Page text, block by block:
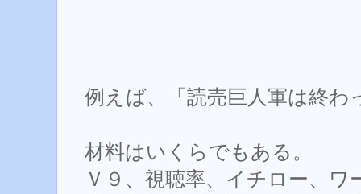
例えば、「読売巨人軍は終わ
材料はいくらでもある。
Ｖ９、視聴率、イチロー、